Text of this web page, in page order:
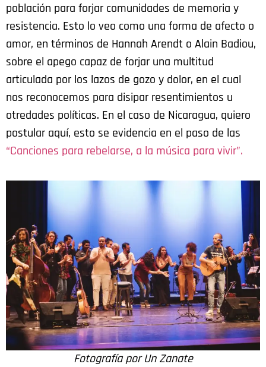
población para forjar comunidades de memoria y
resistencia. Esto lo veo como una forma de afecto o
amor, en términos de Hannah Arendt o Alain Badiou,
sobre el apego capaz de forjar una multitud
articulada por los lazos de gozo y dolor, en el cual
nos reconocemos para disipar resentimientos u
otredades políticas. En el caso de Nicaragua, quiero
postular aquí, esto se evidencia en el paso de las
“Canciones para rebelarse, a la música para vivir”.
Fotografía por Un Zanate